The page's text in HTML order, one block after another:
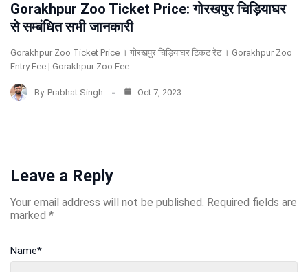
Gorakhpur Zoo Ticket Price: गोरखपुर चिड़ियाघर
से सम्बंधित सभी जानकारी
Gorakhpur Zoo Ticket Price । गोरखपुर चिड़ियाघर टिकट रेट । Gorakhpur Zoo
Entry Fee | Gorakhpur Zoo Fee…
By Prabhat Singh Oct 7, 2023
Leave a Reply
Your email address will not be published. Required fields are
marked *
Name*